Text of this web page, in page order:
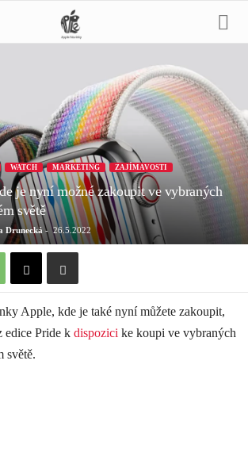
WATCH MARKETING ZAJÍMAVOSTI
je nyní možné zakoupit ve vybraných
světě
Drunecká - 26.5.2022
Apple, kde je také nyní můžete zakoupit,
edice Pride k dispozici ke koupi ve vybraných
světě.